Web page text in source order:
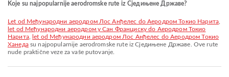
Koje su najpopularnije aerodromske rute iz Сједињене Државе?
let od Међународни аеродром Лос Анђелес do Аеродром Токио Нарита,
let od Међународни аеродром у Сан Франциску do Аеродром Токио
Нарита,
let od Међународни аеродром Лос Анђелес do Аеродром Токио
Ханедаsu najpopularnije aerodromske rute iz Сједињене Државе. Ove rute
nude praktične veze za vaše putovanje.